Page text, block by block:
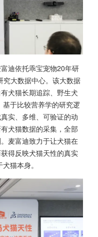
迪依托乖宝宠物20年研
究大数据中心。该大数据
犬猫长期追踪、野生犬
于比较营养学的研究逻
实、多维、可验证的动
犬猫数据的采集，全部
麦富迪致力于让犬猫在
得反映犬猫天性的真实
猫本身。